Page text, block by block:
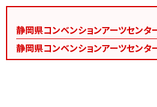
静岡県コンベンションアーツセンタ
静岡県コンベンションアーツセンタ